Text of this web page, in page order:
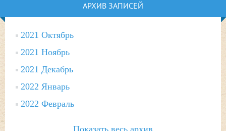
АРХИВ ЗАПИСЕЙ
2021 Октябрь
2021 Ноябрь
2021 Декабрь
2022 Январь
2022 Февраль
Показать весь архив